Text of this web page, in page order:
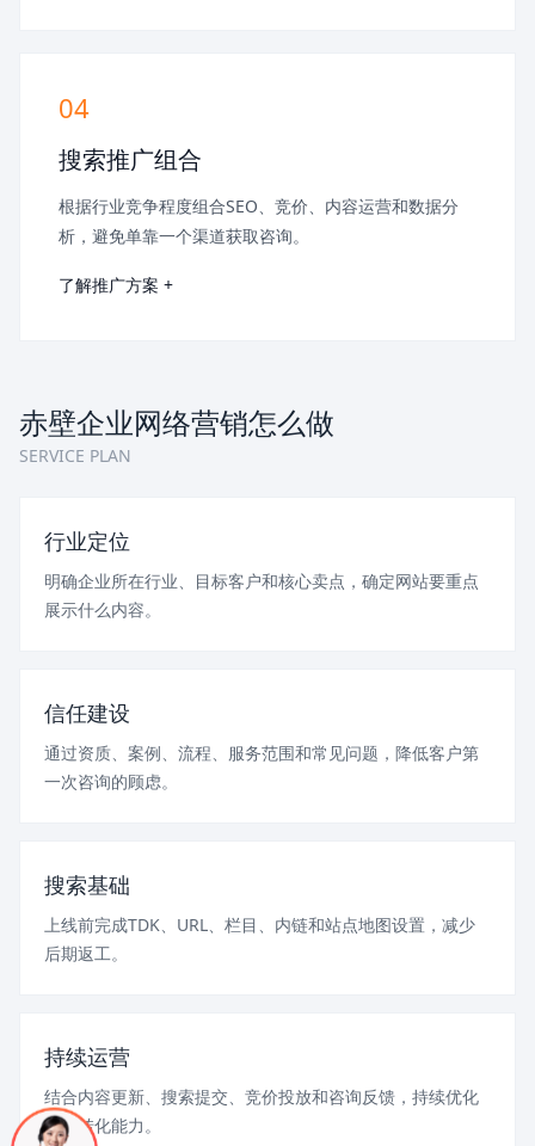
04
搜索推广组合
根据行业竞争程度组合SEO、竞价、内容运营和数据分
析，避免单靠一个渠道获取咨询。
了解推广方案 +
赤壁企业网络营销怎么做
SERVICE PLAN
行业定位
明确企业所在行业、目标客户和核心卖点，确定网站要重点
展示什么内容。
信任建设
通过资质、案例、流程、服务范围和常见问题，降低客户第
一次咨询的顾虑。
搜索基础
上线前完成TDK、URL、栏目、内链和站点地图设置，减少
后期返工。
持续运营
结合内容更新、搜索提交、竞价投放和咨询反馈，持续优化
页面转化能力。